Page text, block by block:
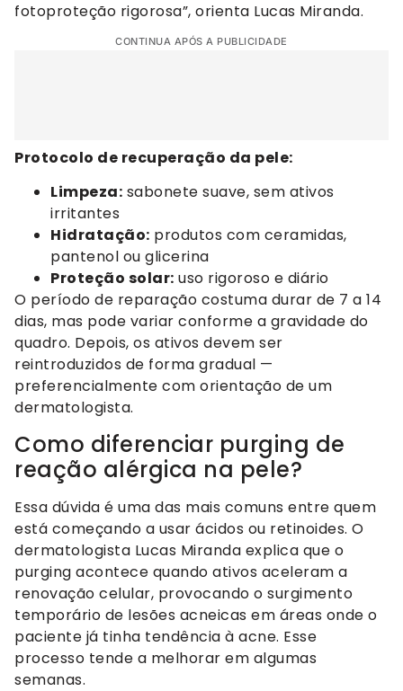
fotoproteção rigorosa”, orienta Lucas Miranda.
CONTINUA APÓS A PUBLICIDADE
Protocolo de recuperação da pele:
Limpeza: sabonete suave, sem ativos
irritantes
Hidratação: produtos com ceramidas,
pantenol ou glicerina
Proteção solar: uso rigoroso e diário
O período de reparação costuma durar de 7 a 14
dias, mas pode variar conforme a gravidade do
quadro. Depois, os ativos devem ser
reintroduzidos de forma gradual —
preferencialmente com orientação de um
dermatologista.
Como diferenciar purging de
reação alérgica na pele?
Essa dúvida é uma das mais comuns entre quem
está começando a usar ácidos ou retinoides. O
dermatologista Lucas Miranda explica que o
purging acontece quando ativos aceleram a
renovação celular, provocando o surgimento
temporário de lesões acneicas em áreas onde o
paciente já tinha tendência à acne. Esse
processo tende a melhorar em algumas
semanas.